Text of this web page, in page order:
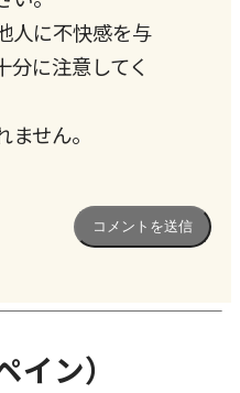
人に不快感を与
分に注意してく
せん。
イン）